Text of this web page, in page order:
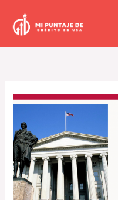
contenido